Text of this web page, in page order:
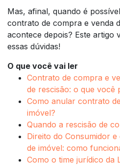
Mas, afinal, quando é
contrato de compra e venda
acontece depois? Este artigo
essas dúvidas!
O que você vai ler
Contrato de compra e
de rescisão: o que você
Como anular contrato
imóvel?
Quando a rescisão de
Direito do Consumidor
de imóvel: como
Como o time jurídico da